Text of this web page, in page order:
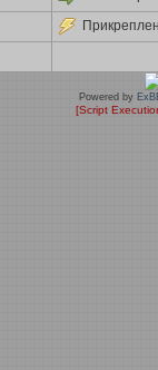
Powered by
[Script